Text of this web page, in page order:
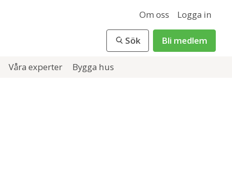
Om oss Logga in
Sök Bli medlem
Våra experter Bygga hus